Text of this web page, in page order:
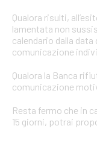
Qualora risulti,
lamentata non
calendario dalla
comunicazione
Qualora la Banca
comunicazione
Resta fermo che in
15 giorni, potrai